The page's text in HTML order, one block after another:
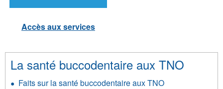
Accès aux services
La santé buccodentaire aux TNO
Faits sur la santé buccodentaire aux TNO